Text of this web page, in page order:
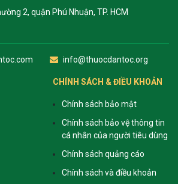
2, quận Phú Nhuận, TP. HCM
info@thuocdantoc.org
CHÍNH SÁCH & ĐIỀU KHOẢN
Chính sách bảo mật
Chính sách bảo vệ thông tin
cá nhân của người tiêu dùng
Chính sách quảng cáo
Chính sách và điều khoản